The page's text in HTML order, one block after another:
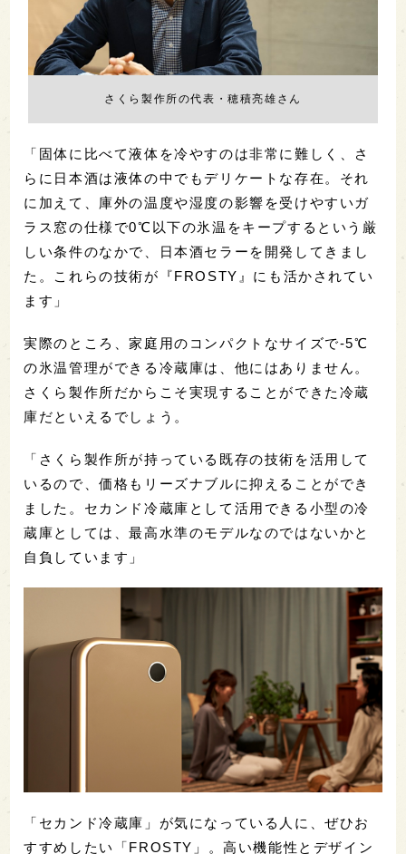
さくら製作所の代表・穂積亮雄さん
「固体に比べて液体を冷やすのは非常に難しく、さ
らに日本酒は液体の中でもデリケートな存在。それ
に加えて、庫外の温度や湿度の影響を受けやすいガ
ラス窓の仕様で0℃以下の氷温をキープするという厳
しい条件のなかで、日本酒セラーを開発してきまし
た。これらの技術が『FROSTY』にも活かされてい
ます」
実際のところ、家庭用のコンパクトなサイズで-5℃
の氷温管理ができる冷蔵庫は、他にはありません。
さくら製作所だからこそ実現することができた冷蔵
庫だといえるでしょう。
「さくら製作所が持っている既存の技術を活用して
いるので、価格もリーズナブルに抑えることができ
ました。セカンド冷蔵庫として活用できる小型の冷
蔵庫としては、最高水準のモデルなのではないかと
自負しています」
「セカンド冷蔵庫」が気になっている人に、ぜひお
すすめしたい「FROSTY」。高い機能性とデザイン